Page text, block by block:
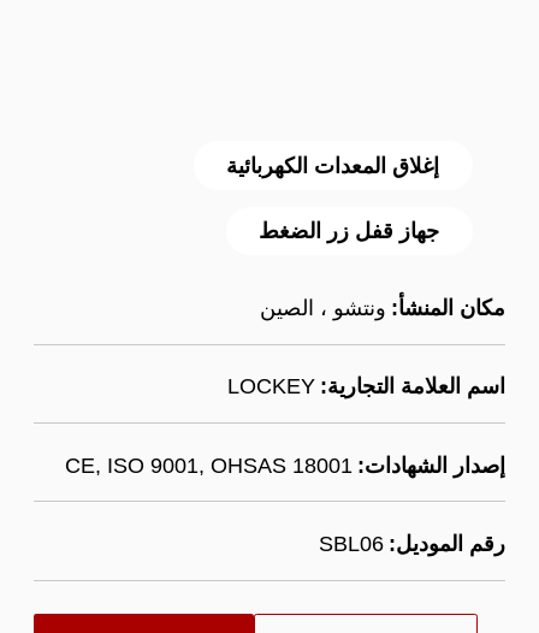
إغلاق المعدات الكهربائية
جهاز قفل زر الضغط
مكان المنشأ: ونتشو ، الصين
اسم العلامة التجارية: LOCKEY
إصدار الشهادات: CE, ISO 9001, OHSAS 18001
رقم الموديل: SBL06